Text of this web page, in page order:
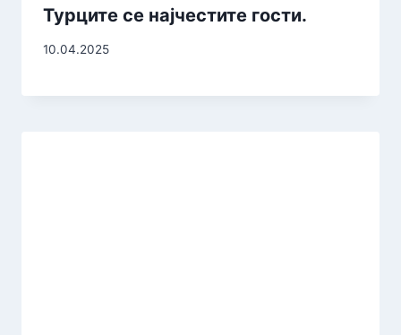
Турците се најчестите гости.
10.04.2025